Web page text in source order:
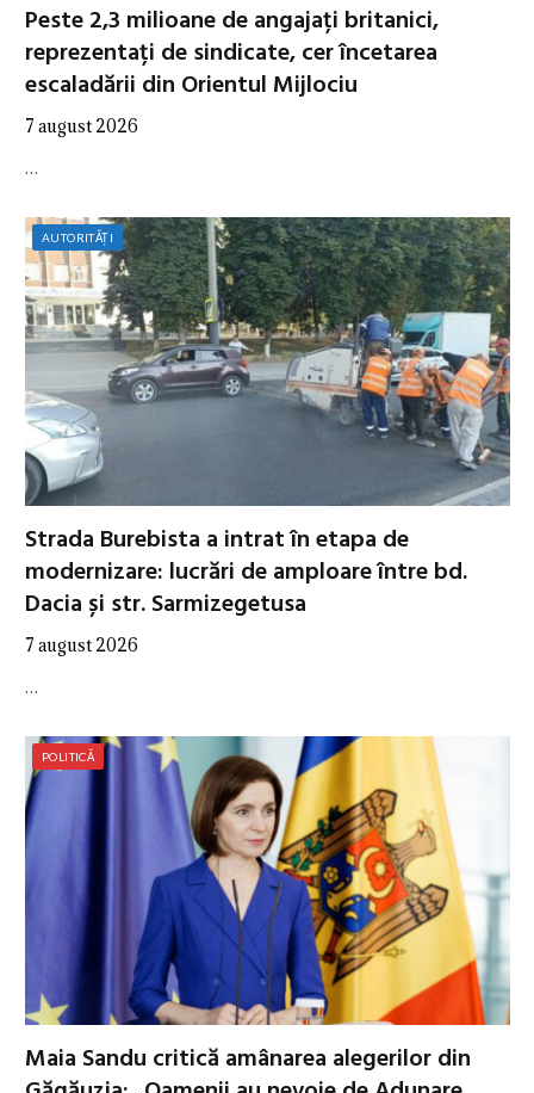
Peste 2,3 milioane de angajați britanici,
reprezentați de sindicate, cer încetarea
escaladării din Orientul Mijlociu
7 august 2026
…
AUTORITĂȚI
Strada Burebista a intrat în etapa de
modernizare: lucrări de amploare între bd.
Dacia și str. Sarmizegetusa
7 august 2026
…
POLITICĂ
Maia Sandu critică amânarea alegerilor din